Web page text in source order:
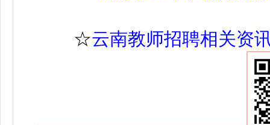
☆云南教师招聘相关资